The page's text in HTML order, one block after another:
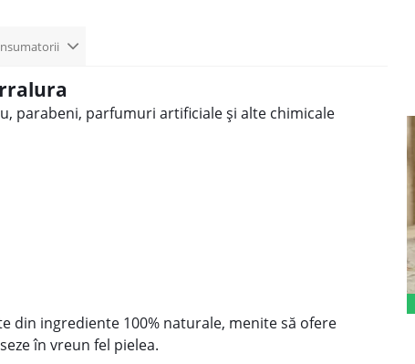
, parabeni, parfumuri artificiale și alte chimicale
din ingrediente 100% naturale, menite să ofere
în vreun fel pielea.